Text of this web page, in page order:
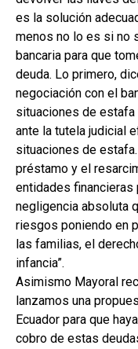
es la solución
menos no lo es si no
bancaria para que
deuda. Lo primero,
negociación con el
situaciones de
ante la tutela judicial
situaciones de
préstamo y el
entidades financieras
negligencia absoluta
riesgos poniendo en
las familias, el
infancia”.
Asimismo Mayoral
lanzamos una
Ecuador para que
cobro de estas